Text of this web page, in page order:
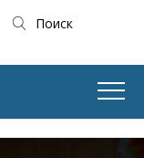
Поиск